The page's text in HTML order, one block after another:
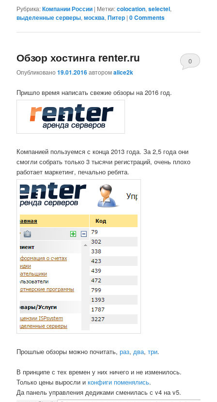
Рубрика:Компании России | Метки:colocation,selectel,
выделенные серверы,москва,Питер |0 Comments
Обзор хостинга renter.ru
Опубликовано19.01.2016авторомalice2k
0
Пришло время написать свежие обзоры на 2016 год.
Компанией пользуемся с конца 2013 года. За 2,5 года они
смогли собрать только 3 тысячи регистраций, очень плохо
работает маркетинг, печально ребята.
Прошлые обзоры можно почитать,раз,два,три.
В принципе с тех времен у них ничего и не изменилось.
Только цены выросли иконфиги поменялись.
Да панель управления дедиками сменилась с v4 на v5.